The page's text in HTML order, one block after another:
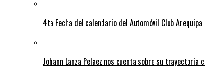
4ta Fecha del calendario del Automóvil Club Arequipa
Johann Lanza Pelaez nos cuenta sobre su